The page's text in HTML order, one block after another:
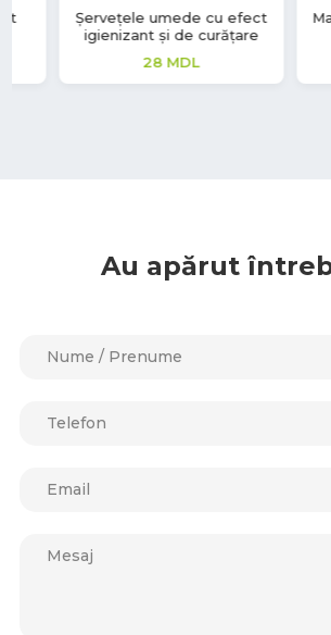
Mască facială de protecție
de unică folosință
MDL
Au apărut